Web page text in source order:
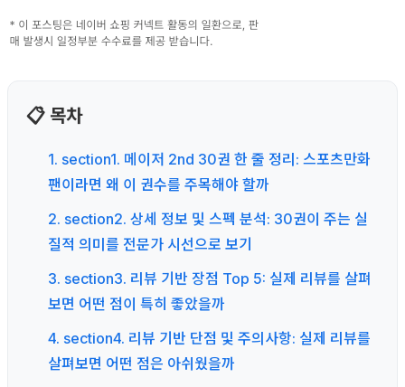
📋 목차
1. section1. 메이저 2nd 30권 한 줄 정리: 스포츠만화
팬이라면 왜 이 권수를 주목해야 할까
2. section2. 상세 정보 및 스펙 분석: 30권이 주는 실
질적 의미를 전문가 시선으로 보기
3. section3. 리뷰 기반 장점 Top 5: 실제 리뷰를 살펴
보면 어떤 점이 특히 좋았을까
4. section4. 리뷰 기반 단점 및 주의사항: 실제 리뷰를
살펴보면 어떤 점은 아쉬웠을까